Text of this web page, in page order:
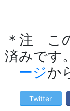
＊注 こ
済みです
ージか
Twitter